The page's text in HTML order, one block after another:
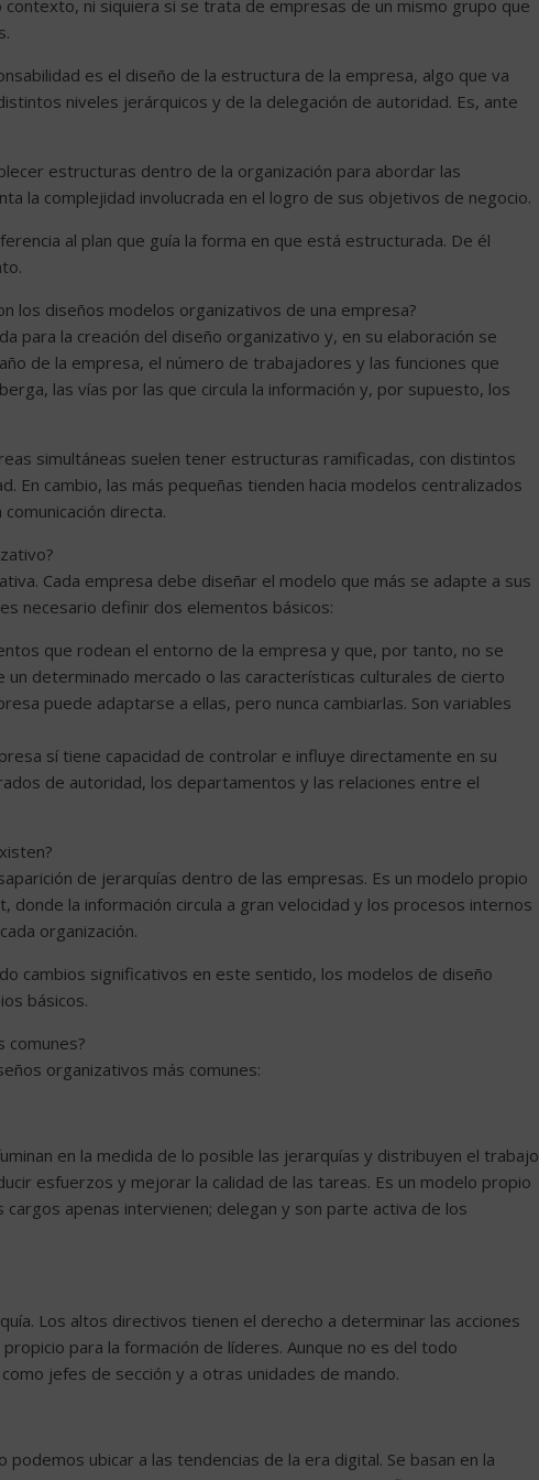
ni siquiera si se trata de empresas de un mismo grupo que
es el diseño de la estructura de la empresa, algo que va
niveles jerárquicos y de la delegación de autoridad. Es, ante
estructuras dentro de la organización para abordar las
la complejidad involucrada en el logro de sus objetivos de negocio.
al plan que guía la forma en que está estructurada. De él
los diseños modelos organizativos de una empresa?
para la creación del diseño organizativo y, en su elaboración se
de la empresa, el número de trabajadores y las funciones que
las vías por las que circula la información y, por supuesto, los
simultáneas suelen tener estructuras ramificadas, con distintos
En cambio, las más pequeñas tienden hacia modelos centralizados
directa.
Cada empresa debe diseñar el modelo que más se adapte a sus
necesario definir dos elementos básicos:
que rodean el entorno de la empresa y que, por tanto, no se
un determinado mercado o las características culturales de cierto
puede adaptarse a ellas, pero nunca cambiarlas. Son variables
sí tiene capacidad de controlar e influye directamente en su
de autoridad, los departamentos y las relaciones entre el
de jerarquías dentro de las empresas. Es un modelo propio
donde la información circula a gran velocidad y los procesos internos
organización.
cambios significativos en este sentido, los modelos de diseño
básicos.
comunes?
organizativos más comunes:
en la medida de lo posible las jerarquías y distribuyen el trabajo
esfuerzos y mejorar la calidad de las tareas. Es un modelo propio
cargos apenas intervienen; delegan y son parte activa de los
Los altos directivos tienen el derecho a determinar las acciones
para la formación de líderes. Aunque no es del todo
jefes de sección y a otras unidades de mando.
ubicar a las tendencias de la era digital. Se basan en la